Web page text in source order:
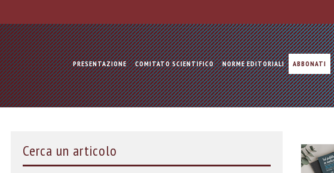
PRESENTAZIONE COMITATO SCIENTIFICO NORME EDITORIALI ABBONATI
Cerca un articolo